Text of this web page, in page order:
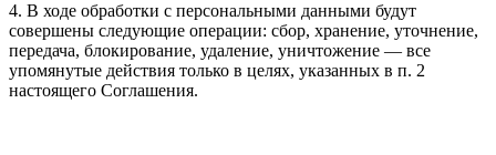
4. В ходе обработки с персональными данными будут
совершены следующие операции: сбор, хранение, уточнение,
передача, блокирование, удаление, уничтожение — все
упомянутые действия только в целях, указанных в п. 2
настоящего Соглашения.